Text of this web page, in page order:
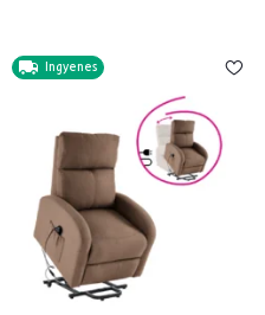
Ingyenes